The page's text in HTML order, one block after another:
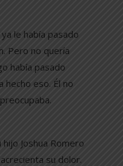
le había pasado
Pero no quería
había pasado
hecho eso. Él no
hijo Joshua Romero
su dolor.